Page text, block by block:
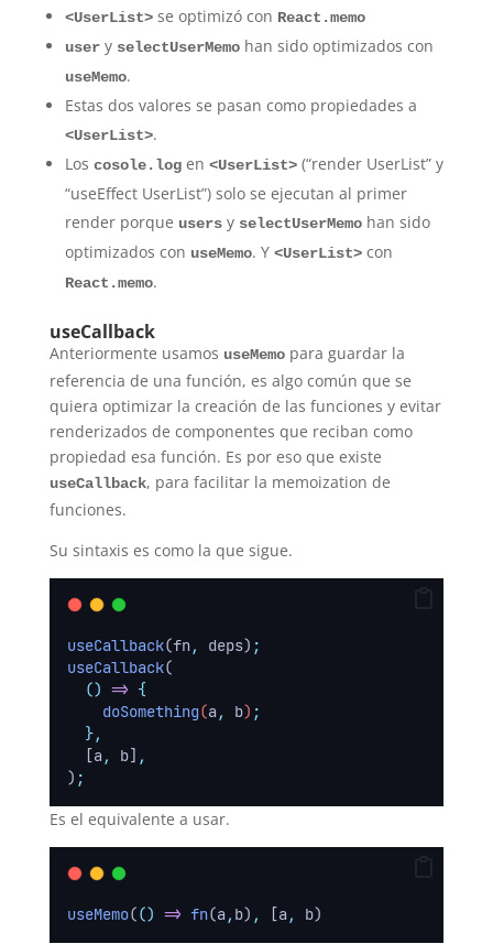
<UserList>se optimizó con React.memo
usery selectUserMemohan sido optimizados con
useMemo.
Estas dos valores se pasan como propiedades a
<UserList>.
Los cosole.logen <UserList>(“render UserList” y
“useEffect UserList”) solo se ejecutan al primer
render porque usersy selectUserMemohan sido
optimizados con useMemo. Y <UserList>con
React.memo.
useCallback
Anteriormente usamos useMemopara guardar la
referencia de una función, es algo común que se
quiera optimizar la creación de las funciones y evitar
renderizados de componentes que reciban como
propiedad esa función. Es por eso que existe
useCallback, para facilitar la memoization de
funciones.
Su sintaxis es como la que sigue.
useCallback(fn, deps) ;
useCallback(
() => {
doSomething(a, b) ;
},
  [a
, b] ,
) ;
Es el equivalente a usar.
useMemo(() => fn(a, b) , [a, b)